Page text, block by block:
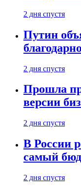
2 дня спустя
Путин
2 дня спустя
Прошла
версии
2 дня спустя
В России
самый
2 дня спустя